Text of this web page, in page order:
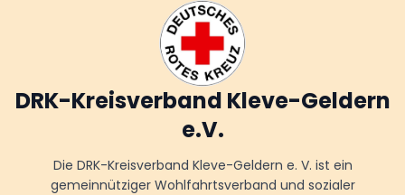
DRK-Kreisverband Kleve-Geldern
e.V.
Die DRK-Kreisverband Kleve-Geldern e. V. ist ein
gemeinnütziger Wohlfahrtsverband und sozialer